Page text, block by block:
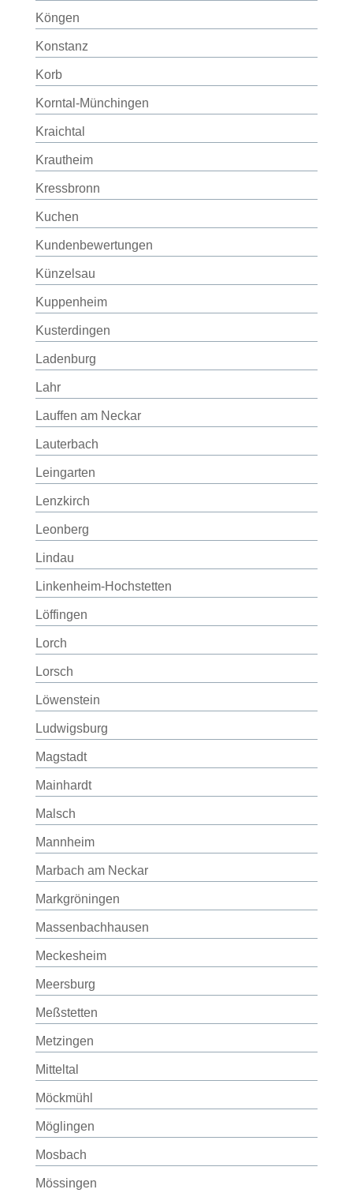
Köngen
Konstanz
Korb
Korntal-Münchingen
Kraichtal
Krautheim
Kressbronn
Kuchen
Kundenbewertungen
Künzelsau
Kuppenheim
Kusterdingen
Ladenburg
Lahr
Lauffen am Neckar
Lauterbach
Leingarten
Lenzkirch
Leonberg
Lindau
Linkenheim-Hochstetten
Löffingen
Lorch
Lorsch
Löwenstein
Ludwigsburg
Magstadt
Mainhardt
Malsch
Mannheim
Marbach am Neckar
Markgröningen
Massenbachhausen
Meckesheim
Meersburg
Meßstetten
Metzingen
Mitteltal
Möckmühl
Möglingen
Mosbach
Mössingen